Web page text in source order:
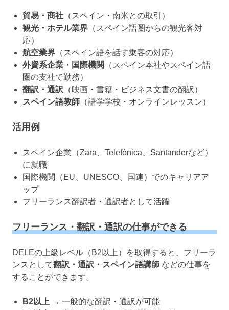
貿易・商社 （スペイン・南米との取引）
観光・ホテル業界 （スペイン語圏からの観光客対
応）
航空業界 （スペイン語を話す乗客の対応）
外資系企業・国際機関
（スペイン本社やスペイン語
圏の支社で勤務）
翻訳・通訳 （映画・書籍・ビジネス文書の翻訳）
スペイン語教師 （語学学校・オンラインレッスン）
活用例
スペイン企業（Zara、Telefónica、Santanderなど）
に就職
国際機関（EU、UNESCO、国連）でのキャリアア
ップ
フリーランス翻訳者・通訳者として活躍
フリーランス・翻訳・通訳の仕事ができる
DELEの上級レベル（B2以上）を取得すると、フリーラ
ンスとして翻訳・通訳・スペイン語講師 などの仕事を
することができます。
B2以上 → 一般的な翻訳・通訳が可能